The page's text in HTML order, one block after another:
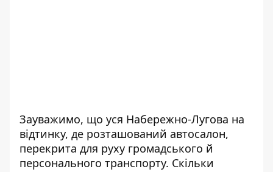
Зауважимо, що уся Набережно-Лугова на
відтинку, де розташований автосалон,
перекрита для руху громадського й
персонального транспорту. Скільки